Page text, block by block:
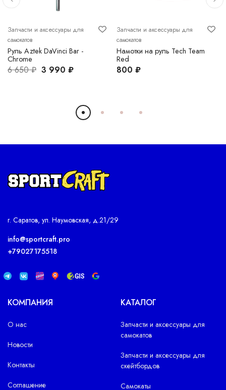
Запчасти и аксессуары для
самокатов
Руль Aztek DaVinci Bar -
Chrome
6 650 ₽ 3 990 ₽
Запчасти и аксессуары для
самокатов
Намотки на руль Tech Team
Red
800 ₽
г. Саратов, ул. Наумовская, д.21/29
info@sportcraft.pro
+79027175518
КОМПАНИЯ
О нас
Новости
Контакты
Соглашение
КАТАЛОГ
Запчасти и аксессуары для
самокатов
Запчасти и аксессуары для
скейтбордов
Самокаты